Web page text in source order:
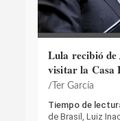
Lula recibió
visitar la Casa
Ter García
Tiempo de
de Brasil, Luiz